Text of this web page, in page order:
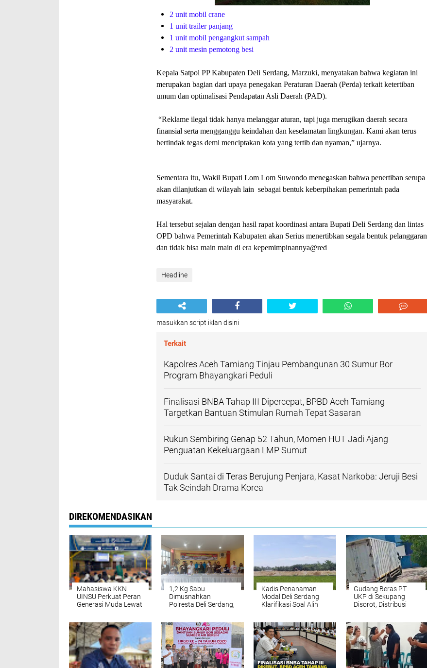
2 unit mobil crane
1 unit trailer panjang
1 unit mobil pengangkut sampah
2 unit mesin pemotong besi
Kepala Satpol PP Kabupaten Deli Serdang, Marzuki, menyatakan bahwa kegiatan ini
merupakan bagian dari upaya penegakan Peraturan Daerah (Perda) terkait ketertiban
umum dan optimalisasi Pendapatan Asli Daerah (PAD).
“Reklame ilegal tidak hanya melanggar aturan, tapi juga merugikan daerah secara
finansial serta mengganggu keindahan dan keselamatan lingkungan. Kami akan terus
bertindak tegas demi menciptakan kota yang tertib dan nyaman,” ujarnya.
Sementara itu, Wakil Bupati Lom Lom Suwondo menegaskan bahwa penertiban serupa
akan dilanjutkan di wilayah lain sebagai bentuk keberpihakan pemerintah pada
masyarakat.
Hal tersebut sejalan dengan hasil rapat koordinasi antara Bupati Deli Serdang dan lintas
OPD bahwa Pemerintah Kabupaten akan Serius menertibkan segala bentuk pelanggaran
dan tidak bisa main main di era kepemimpinannya@red
Headline
masukkan script iklan disini
Terkait
Kapolres Aceh Tamiang Tinjau Pembangunan 30 Sumur Bor
Program Bhayangkari Peduli
Finalisasi BNBA Tahap III Dipercepat, BPBD Aceh Tamiang
Targetkan Bantuan Stimulan Rumah Tepat Sasaran
Rukun Sembiring Genap 52 Tahun, Momen HUT Jadi Ajang
Penguatan Kekeluargaan LMP Sumut
Duduk Santai di Teras Berujung Penjara, Kasat Narkoba: Jeruji Besi
Tak Seindah Drama Korea
DIREKOMENDASIKAN
Mahasiswa KKN
UINSU Perkuat Peran
Generasi Muda Lewat
1,2 Kg Sabu
Dimusnahkan
Polresta Deli Serdang,
Narkoba
Kadis Penanaman
Modal Deli Serdang
Klarifikasi Soal Alih
Labu
Gudang Beras PT
UKP di Sekupang
Disorot, Distribusi
Transparansi
Dipertanyakan